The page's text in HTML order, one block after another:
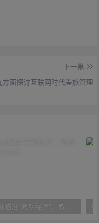
下一篇
方面探讨互联网时代差旅管理